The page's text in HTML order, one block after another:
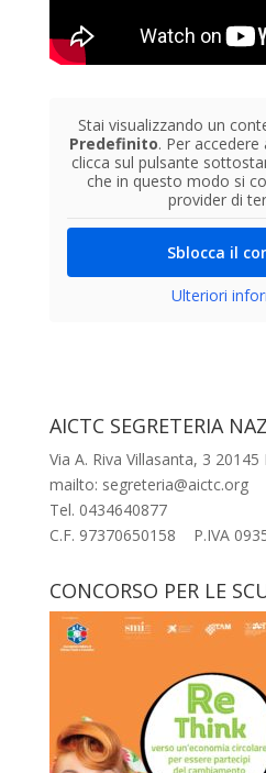
Stai visualizzando un
Predefinito. Per
clicca sul pulsante
che in questo modo si
provider di
Sblocca il
Ulteriori
AICTC SEGRETERIA
Via A. Riva Villasanta, 3 20145
mailto: segreteria@aictc.org
Tel. 0434640877
C.F. 97370650158 P.IVA
CONCORSO PER LE